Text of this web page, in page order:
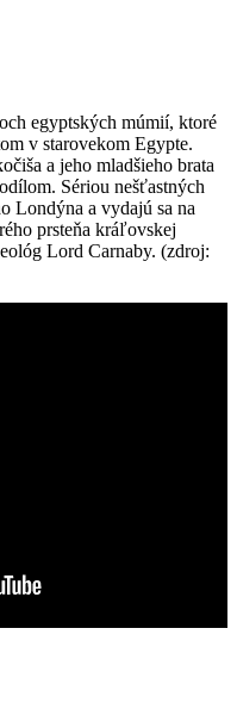
egyptských múmií, ktoré
v starovekom Egypte.
a jeho mladšieho brata
Sériou nešťastných
Londýna a vydajú sa na
prsteňa kráľovskej
Lord Carnaby. (zdroj: